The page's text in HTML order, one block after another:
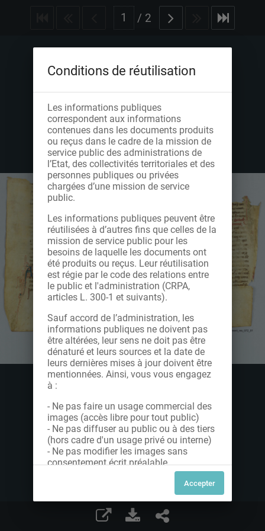
/ 2
Conditions de réutilisation
Les informations publiques
correspondent aux informations
contenues dans les documents produits
ou reçus dans le cadre de la mission de
service public des administrations de
l’Etat, des collectivités territoriales et des
personnes publiques ou privées
chargées d’une mission de service
public.
Les informations publiques peuvent être
réutilisées à d’autres fins que celles de la
mission de service public pour les
besoins de laquelle les documents ont
été produits ou reçus. Leur réutilisation
est régie par le code des relations entre
le public et l'administration (CRPA,
articles L. 300-1 et suivants).
Sauf accord de l’administration, les
informations publiques ne doivent pas
être altérées, leur sens ne doit pas être
dénaturé et leurs sources et la date de
leurs dernières mises à jour doivent être
mentionnées. Ainsi, vous vous engagez
à :
- Ne pas faire un usage commercial des
images (accès libre pour tout public)
- Ne pas diffuser au public ou à des tiers
(hors cadre d'un usage privé ou interne)
- Ne pas modifier les images sans
consentement écrit préalable
Dans le cas contraire, nous vous invitons
à nous contacter afin de solliciter le type
de Licence souhaitée parmi celles
proposées et le cas échéant, acquitter